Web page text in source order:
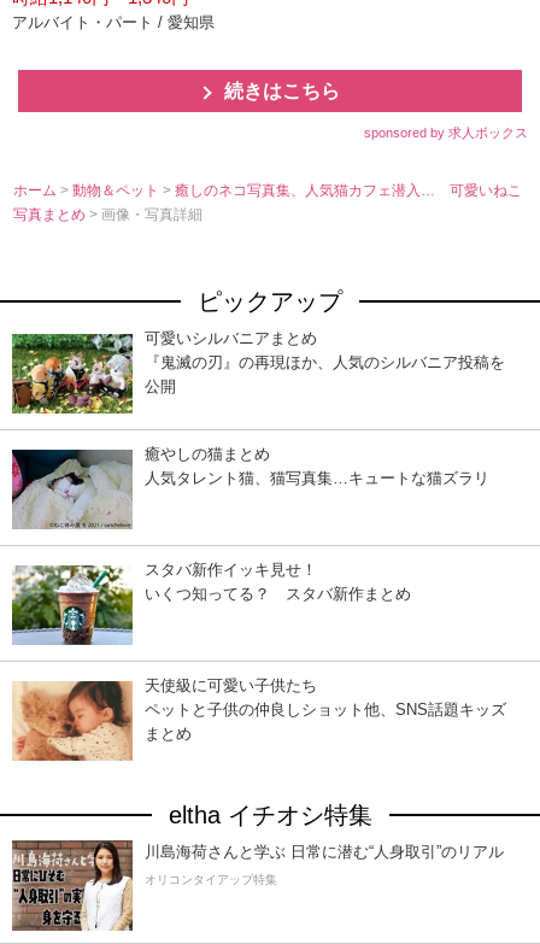
アルバイト・パート / 愛知県
続きはこちら
sponsored by 求人ボックス
ホーム >動物＆ペット>癒しのネコ写真集、人気猫カフェ潜入… 可愛いねこ
写真まとめ> 画像・写真詳細
ピックアップ
可愛いシルバニアまとめ
『鬼滅の刃』の再現ほか、人気のシルバニア投稿を
公開
癒やしの猫まとめ
人気タレント猫、猫写真集…キュートな猫ズラリ
スタバ新作イッキ見せ！
いくつ知ってる？ スタバ新作まとめ
天使級に可愛い子供たち
ペットと子供の仲良しショット他、SNS話題キッズ
まとめ
eltha イチオシ特集
川島海荷さんと学ぶ 日常に潜む“人身取引”のリアル
オリコンタイアップ特集